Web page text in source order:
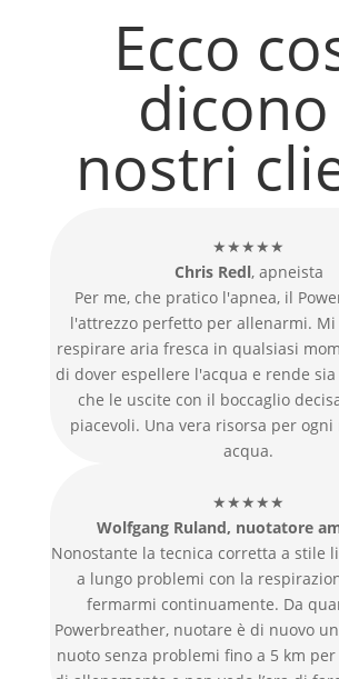
Ecco
nostri
Per me, che pratico l'apnea, il
l'attrezzo perfetto per allenarmi.
respirare aria fresca in qualsiasi
di dover espellere l'acqua e rende
che le uscite con il boccaglio
piacevoli. Una vera risorsa per
acqua.
★★★★★
Chris Redl, apneista
Nonostante la tecnica corretta a stile
a lungo problemi con la
fermarmi continuamente. Da
Powerbreather, nuotare è di nuovo
nuoto senza problemi fino a 5 km per
★★★★★
Wolfgang Ruland, nuotatore